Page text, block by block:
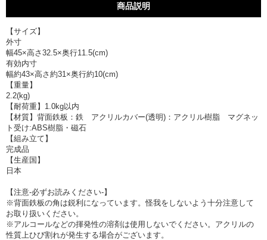
商品説明
【サイズ】
外寸
幅45×高さ32.5×奥行11.5(cm)
有効内寸
幅約43×高さ約31×奥行約10(cm)
【重量】
2.2(kg)
【耐荷重】1.0kg以内
【材質】背面鉄板：鉄 アクリルカバー(透明)：アクリル樹脂 マグネッ
ト受け:ABS樹脂・磁石
【組み立て】
完成品
【生産国】
日本
【注意-必ずお読みください-】
※背面鉄板の角は鋭利になっています。怪我をしないよう十分注意して
お取り扱いください。
※アルコールなどの揮発性の溶剤は使用しないでください。アクリルの
性質上ひび割れが発生する場合がございます。